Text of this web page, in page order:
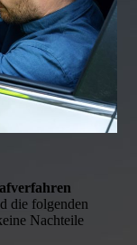
die folgenden
Nachteile